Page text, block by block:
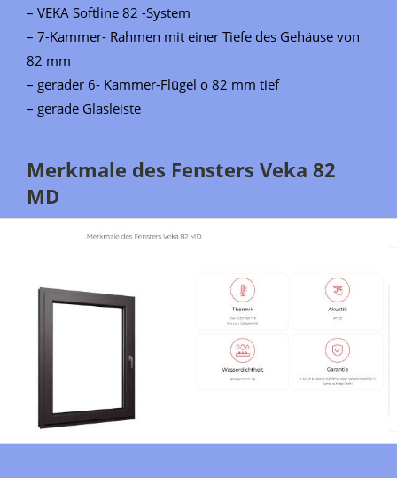
– VEKA Softline 82 -System
– 7-Kammer- Rahmen mit einer Tiefe des Gehäuse von
82 mm
– gerader 6- Kammer-Flügel o 82 mm tief
– gerade Glasleiste
Merkmale des Fensters Veka 82
MD